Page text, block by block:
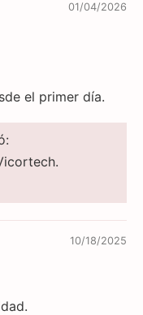
01/04/2026
el primer día.
10/18/2025